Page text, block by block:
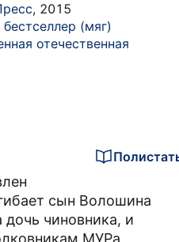
, 2015
(мяг)
отечественная
сын Волошина
дочь чиновника, и
МУРа